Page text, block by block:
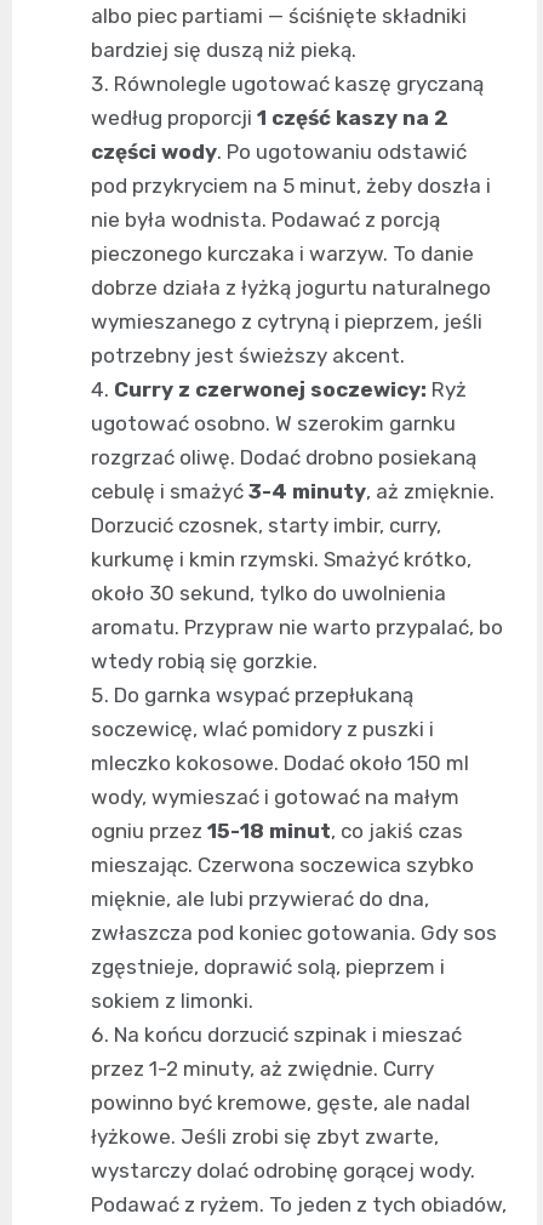
albo piec partiami — ściśnięte składniki
bardziej się duszą niż pieką.
Równolegle ugotować kaszę gryczaną
według proporcji 1 część kaszy na 2
części wody. Po ugotowaniu odstawić
pod przykryciem na 5 minut, żeby doszła i
nie była wodnista. Podawać z porcją
pieczonego kurczaka i warzyw. To danie
dobrze działa z łyżką jogurtu naturalnego
wymieszanego z cytryną i pieprzem, jeśli
potrzebny jest świeższy akcent.
Curry z czerwonej soczewicy: Ryż
ugotować osobno. W szerokim garnku
rozgrzać oliwę. Dodać drobno posiekaną
cebulę i smażyć 3-4 minuty, aż zmięknie.
Dorzucić czosnek, starty imbir, curry,
kurkumę i kmin rzymski. Smażyć krótko,
około 30 sekund, tylko do uwolnienia
aromatu. Przypraw nie warto przypalać, bo
wtedy robią się gorzkie.
Do garnka wsypać przepłukaną
soczewicę, wlać pomidory z puszki i
mleczko kokosowe. Dodać około 150 ml
wody, wymieszać i gotować na małym
ogniu przez 15-18 minut, co jakiś czas
mieszając. Czerwona soczewica szybko
mięknie, ale lubi przywierać do dna,
zwłaszcza pod koniec gotowania. Gdy sos
zgęstnieje, doprawić solą, pieprzem i
sokiem z limonki.
Na końcu dorzucić szpinak i mieszać
przez 1-2 minuty, aż zwiędnie. Curry
powinno być kremowe, gęste, ale nadal
łyżkowe. Jeśli zrobi się zbyt zwarte,
wystarczy dolać odrobinę gorącej wody.
Podawać z ryżem. To jeden z tych obiadów,